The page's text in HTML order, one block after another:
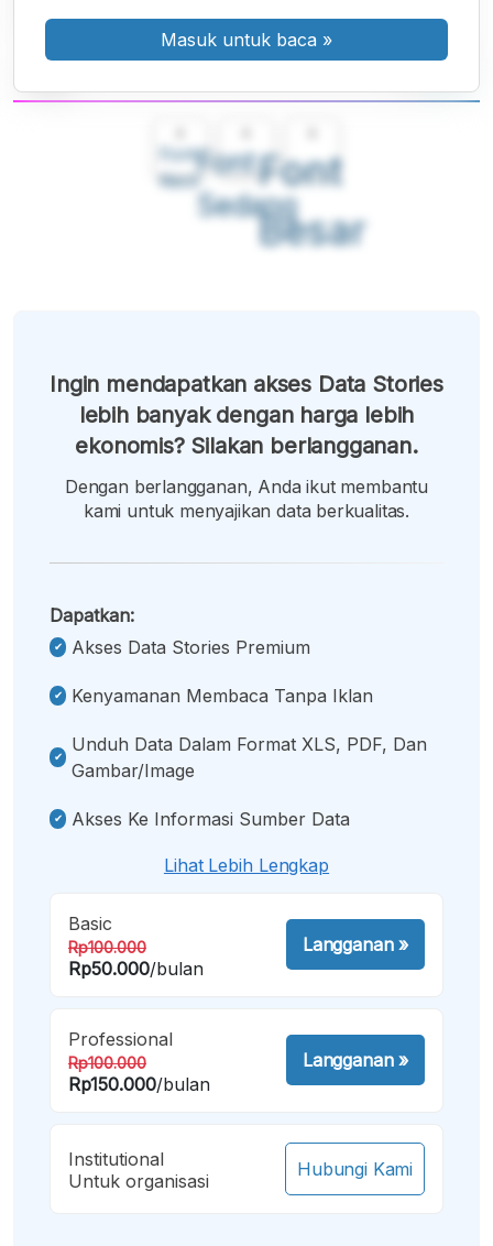
Font
Kecil
Font
Sedang
Font
Besar
Masuk untuk baca »
Ingin mendapatkan akses Data Stories
lebih banyak dengan harga lebih
ekonomis? Silakan berlangganan.
Dengan berlangganan, Anda ikut membantu
kami untuk menyajikan data berkualitas.
Dapatkan:
Akses Data Stories Premium
Kenyamanan Membaca Tanpa Iklan
Unduh Data Dalam Format XLS, PDF, Dan
Gambar/image
Akses Ke Informasi Sumber Data
Lihat Lebih Lengkap
Basic
Rp100.000
Rp50.000/bulan
Langganan»
Professional
Rp100.000
Rp150.000/bulan
Langganan»
Institutional
Untuk organisasi
Hubungi Kami